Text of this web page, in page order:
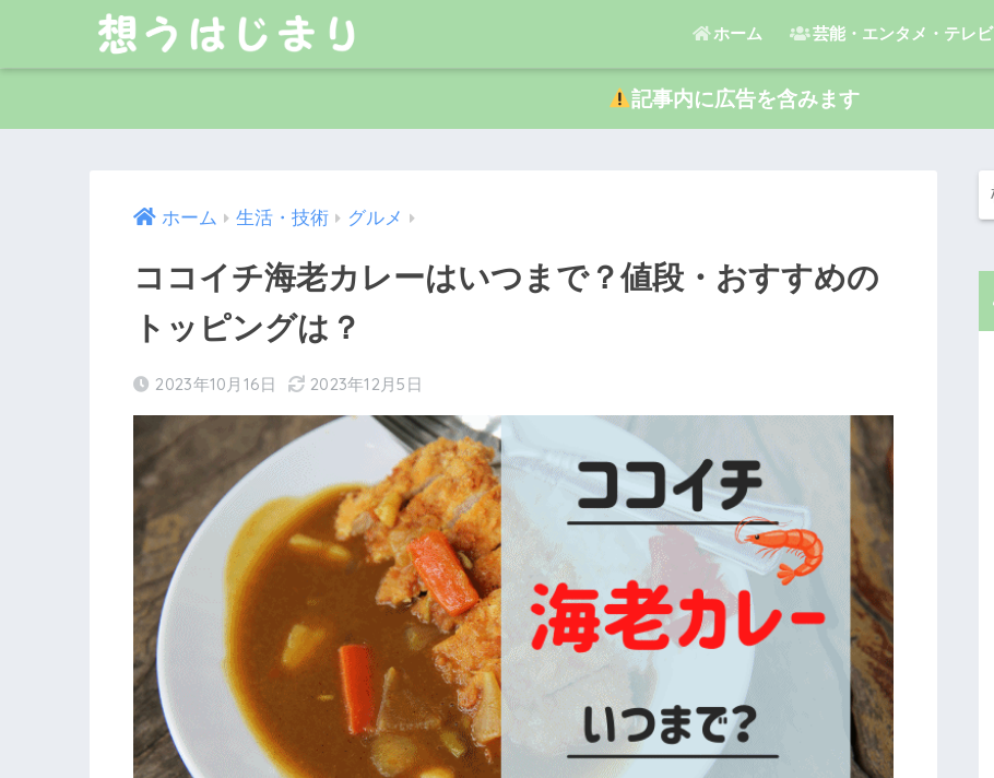
ホーム 芸能・エンタメ・テレビ
記事内に広告を含みます
ホーム 生活・技術 グルメ
ココイチ海老カレーはいつまで？値段・おすすめの
トッピングは？
2023年10月16日 2023年12月5日